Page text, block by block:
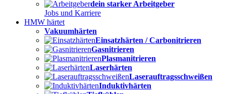
dein starker Arbeitgeber
Jobs und Karriere
HMW härtet
Vakuumhärten
Einsatzhärten / Carbonitrieren
Gasnitrieren
Plasmanitrieren
Laserhärten
Laserauftragsschweißen
Induktivhärten